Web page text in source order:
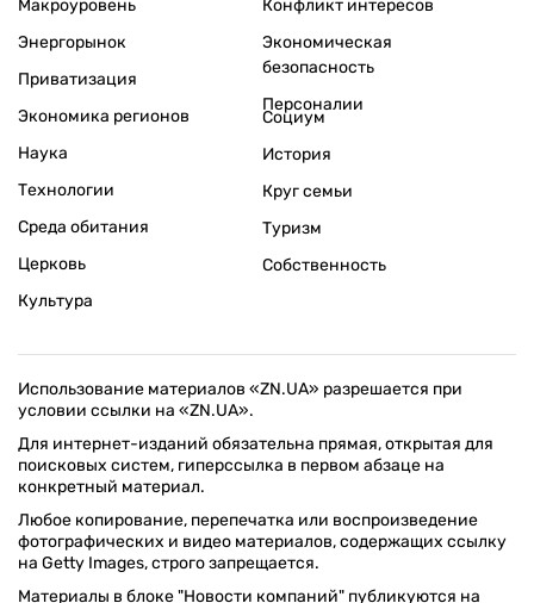
Макроуровень
Энергорынок
Приватизация
Экономика регионов
Конфликт интересов
Экономическая
безопасность
Персоналии
Наука
Технологии
Среда обитания
Церковь
Культура
Социум
История
Круг семьи
Туризм
Собственность
Использование материалов «ZN.UA» разрешается при
условии ссылки на «ZN.UA».
Для интернет-изданий обязательна прямая, открытая для
поисковых систем, гиперссылка в первом абзаце на
конкретный материал.
Любое копирование, перепечатка или воспроизведение
фотографических и видео материалов, содержащих ссылку
на Getty Images, строго запрещается.
Материалы в блоке "Новости компаний" публикуются на